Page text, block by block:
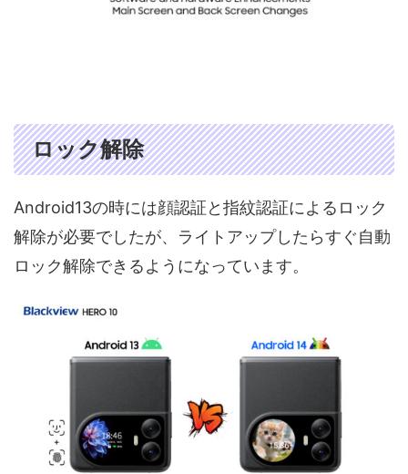
ロック解除
Android13の時には顔認証と指紋認証によるロック
解除が必要でしたが、ライトアップしたらすぐ自動
ロック解除できるようになっています。